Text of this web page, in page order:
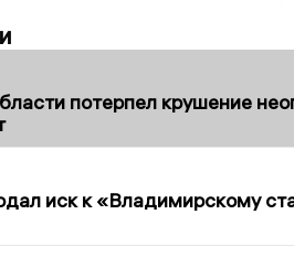
потерпел крушение
иск к «Владимирскому